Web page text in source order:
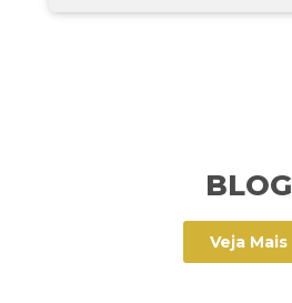
BLOG
Veja Mais